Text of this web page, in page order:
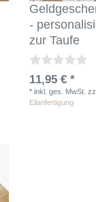
-
zur Taufe
11,95 € *
* inkl. ges. MwSt.
Eilanfertigung